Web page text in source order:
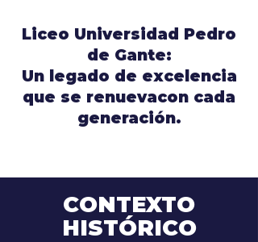
Liceo Universidad Pedro
de Gante:
Un legado de excelencia
que se renuevacon cada
generación.
CONTEXTO
HISTÓRICO